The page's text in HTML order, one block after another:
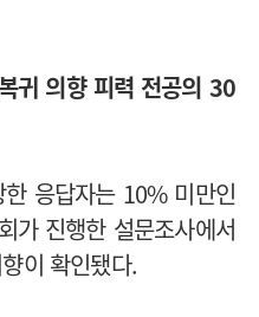
귀 의향 피력 전공의 30
응답자는 10% 미만인
가 진행한 설문조사에서
이 확인됐다.